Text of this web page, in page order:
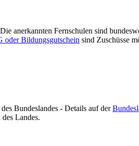
anerkannten Fernschulen sind
oder Bildungsgutschein sind Zuschüsse
Bundeslandes - Details auf der
Landes.